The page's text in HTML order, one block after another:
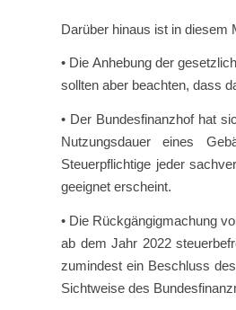
Darüber hinaus ist in diesem
• Die Anhebung der
sollten aber beachten, dass
• Der Bundesfinanzhof hat
Nutzungsdauer eines
Steuerpflichtige jeder
geeignet erscheint.
• Die Rückgängigmachung
ab dem Jahr 2022
zumindest ein Beschluss
Sichtweise des